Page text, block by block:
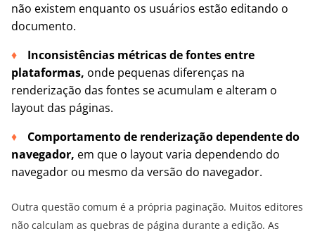
não existem enquanto os usuários estão editando o
documento.
Inconsistências métricas de fontes entre
plataformas, onde pequenas diferenças na
renderização das fontes se acumulam e alteram o
layout das páginas.
Comportamento de renderização dependente do
navegador, em que o layout varia dependendo do
navegador ou mesmo da versão do navegador.
Outra questão comum é a própria paginação. Muitos editores
não calculam as quebras de página durante a edição. As